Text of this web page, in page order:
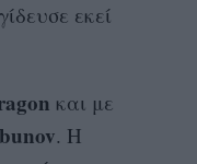
εκεί
και με
. Η